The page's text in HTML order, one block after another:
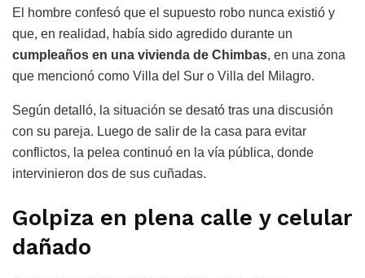
El hombre confesó que el supuesto robo nunca existió y
que, en realidad, había sido agredido durante un
cumpleaños en una vivienda de Chimbas, en una zona
que mencionó como Villa del Sur o Villa del Milagro.
Según detalló, la situación se desató tras una discusión
con su pareja. Luego de salir de la casa para evitar
conflictos, la pelea continuó en la vía pública, donde
intervinieron dos de sus cuñadas.
Golpiza en plena calle y celular
dañado